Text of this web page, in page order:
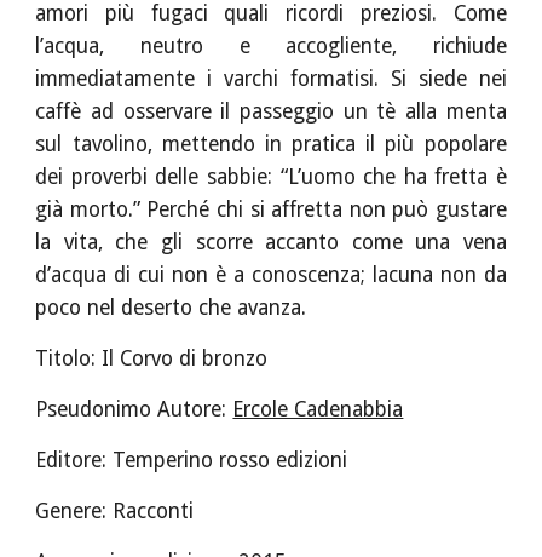
amori più fugaci quali ricordi preziosi. Come
l’acqua, neutro e accogliente, richiude
immediatamente i varchi formatisi. Si siede nei
caffè ad osservare il passeggio un tè alla menta
sul tavolino, mettendo in pratica il più popolare
dei proverbi delle sabbie: “L’uomo che ha fretta è
già morto.” Perché chi si affretta non può gustare
la vita, che gli scorre accanto come una vena
d’acqua di cui non è a conoscenza; lacuna non da
poco nel deserto che avanza.
Titolo: Il Corvo di bronzo
Pseudonimo Autore: Ercole Cadenabbia
Editore: Temperino rosso edizioni
Genere: Racconti